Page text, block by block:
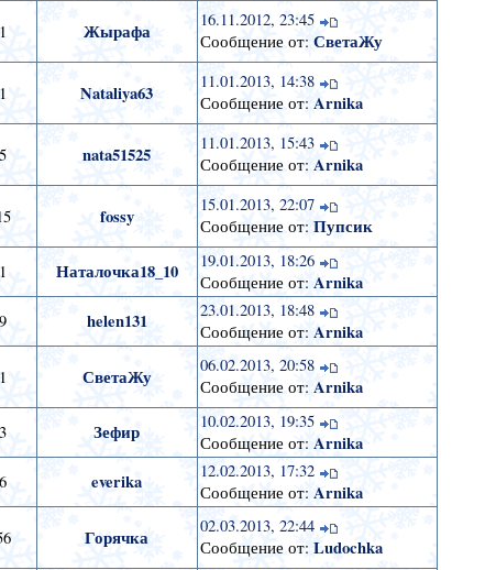
Жырафа
16.11.2012, 23:45
Сообщение от: СветаЖу
Nataliya63
11.01.2013, 14:38
Сообщение от: Arnika
nata51525
11.01.2013, 15:43
Сообщение от: Arnika
fossy
15.01.2013, 22:07
Сообщение от: Пупсик
Наталочка18_10
19.01.2013, 18:26
Сообщение от: Arnika
helen131
23.01.2013, 18:48
Сообщение от: Arnika
СветаЖу
06.02.2013, 20:58
Сообщение от: Arnika
Зефир
10.02.2013, 19:35
Сообщение от: Arnika
everika
12.02.2013, 17:32
Сообщение от: Arnika
Горячка
02.03.2013, 22:44
Сообщение от: Ludochka